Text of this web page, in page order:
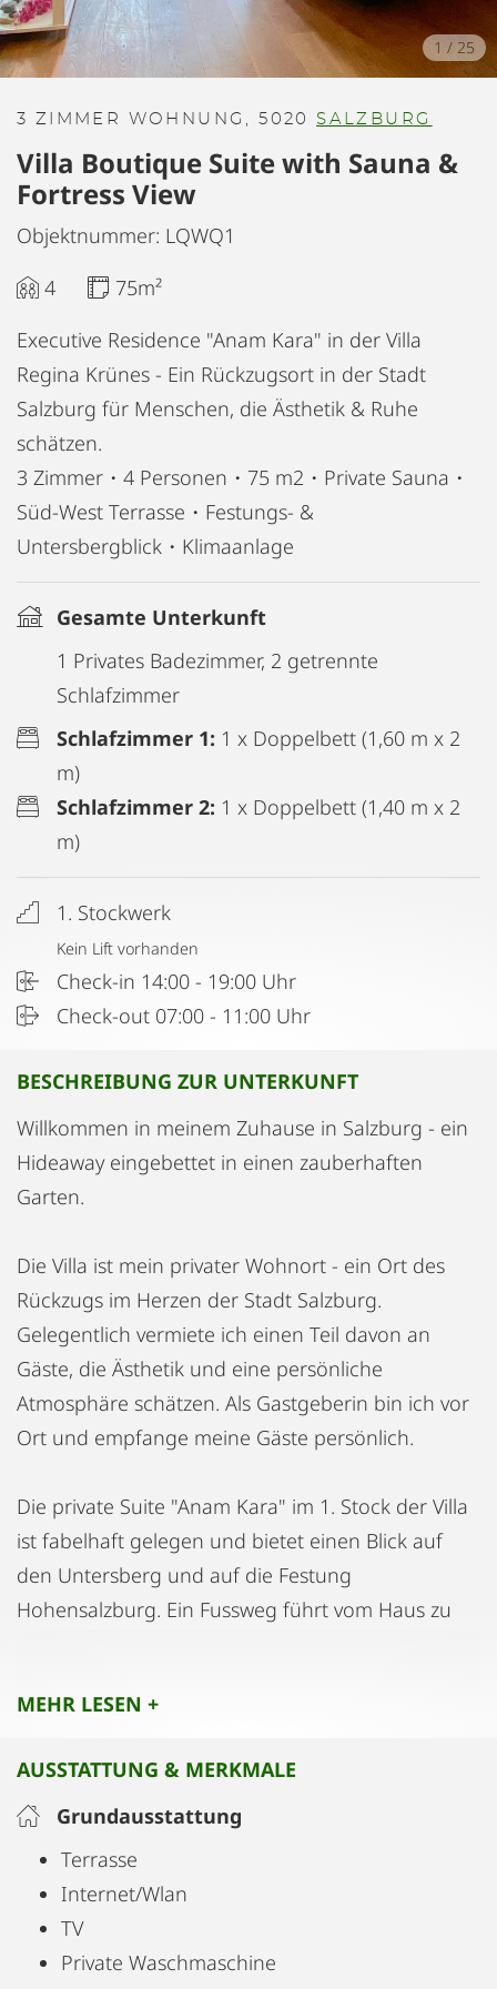
1 / 25
3 ZIMMER WOHNUNG, 5020 SALZBURG
Villa Boutique Suite with Sauna &
Fortress View
Objektnummer: LQWQ1
4
75m²
Executive Residence "Anam Kara" in der Villa
Regina Krünes - Ein Rückzugsort in der Stadt
Salzburg für Menschen, die Ästhetik & Ruhe
schätzen.
3 Zimmer・4 Personen・75 m2・Private Sauna・
Süd-West Terrasse・Festungs- &
Untersbergblick・Klimaanlage
Gesamte Unterkunft
1 Privates Badezimmer, 2 getrennte
Schlafzimmer
Schlafzimmer 1: 1 x Doppelbett (1,60 m x 2
m)
Schlafzimmer 2: 1 x Doppelbett (1,40 m x 2
m)
1. Stockwerk
Kein Lift vorhanden
Check-in 14:00 - 19:00 Uhr
Check-out 07:00 - 11:00 Uhr
BESCHREIBUNG ZUR UNTERKUNFT
Willkommen in meinem Zuhause in Salzburg - ein
Hideaway eingebettet in einen zauberhaften
Garten.
Die Villa ist mein privater Wohnort - ein Ort des
Rückzugs im Herzen der Stadt Salzburg.
Gelegentlich vermiete ich einen Teil davon an
Gäste, die Ästhetik und eine persönliche
Atmosphäre schätzen. Als Gastgeberin bin ich vor
Ort und empfange meine Gäste persönlich.
Die private Suite "Anam Kara" im 1. Stock der Villa
ist fabelhaft gelegen und bietet einen Blick auf
den Untersberg und auf die Festung
Hohensalzburg. Ein Fussweg führt vom Haus zu
Schloss Hellbrunn.
Die stilvolle Suite mit besonderem Ambiente ist
hochwertig ausgestattet. Ein geölter Eichenholz
Fußboden von Mafi zieht sich durch den
gesamten Wohnbereich. In den beiden
Schlafzimmern sind große schöne Kleiderschränke
aus hochwertigem Bambus, Zebrano Holz und
MEHR LESEN +
AUSSTATTUNG & MERKMALE
Grundausstattung
Terrasse
Internet/Wlan
TV
Private Waschmaschine